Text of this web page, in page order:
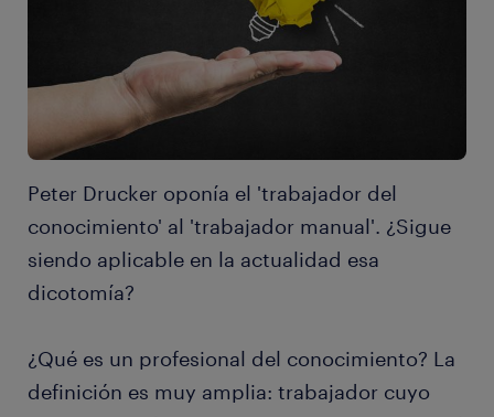
Peter Drucker oponía el 'trabajador del
conocimiento' al 'trabajador manual'. ¿Sigue
siendo aplicable en la actualidad esa
dicotomía?
¿Qué es un profesional del conocimiento? La
definición es muy amplia: trabajador cuyo